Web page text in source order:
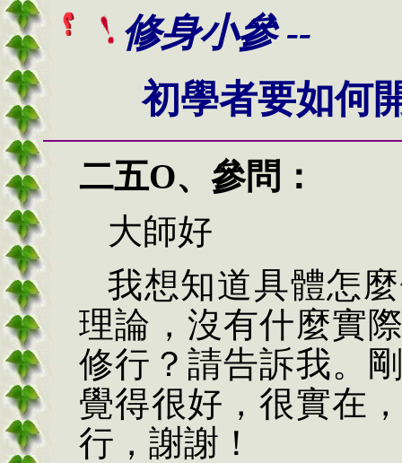
修身小參 --
初學者要如何
二五O、 參問：
大師好
我想知道具體怎
理論，沒有什麼實
修行？請告訴我。
覺得很好，很實在
行，謝謝！